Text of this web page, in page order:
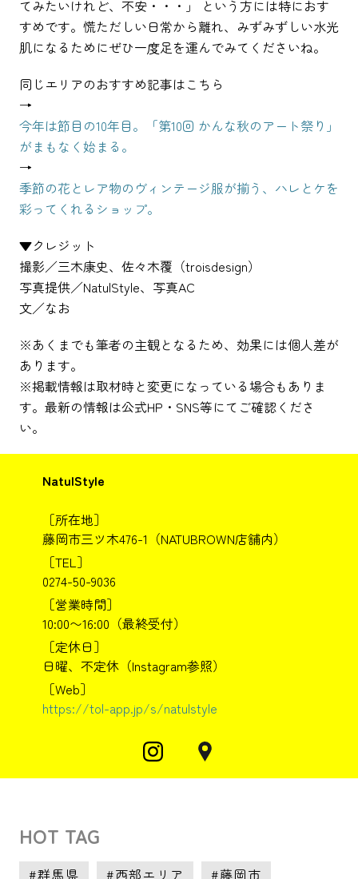
てみたいけれど、不安・・・」 という方には特におす
すめです。慌ただしい日常から離れ、みずみずしい水光
肌になるためにぜひ一度足を運んでみてくださいね。
同じエリアのおすすめ記事はこちら
→
今年は節目の10年目。「第10回 かんな秋のアート祭り」
がまもなく始まる。
→
季節の花とレア物のヴィンテージ服が揃う、ハレとケを
彩ってくれるショップ。
▼クレジット
撮影／三木康史、佐々木覆（troisdesign）
写真提供／NatulStyle、写真AC
文／なお
※あくまでも筆者の主観となるため、効果には個人差が
あります。
※掲載情報は取材時と変更になっている場合もありま
す。最新の情報は公式HP・SNS等にてご確認くださ
い。
NatulStyle
［所在地］
藤岡市三ツ木476-1（NATUBROWN店舗内）
［TEL］
0274-50-9036
［営業時間］
10:00〜16:00（最終受付）
［定休日］
日曜、不定休（Instagram参照）
［Web］
https://tol-app.jp/s/natulstyle
HOT TAG
群馬県 西部エリア 藤岡市